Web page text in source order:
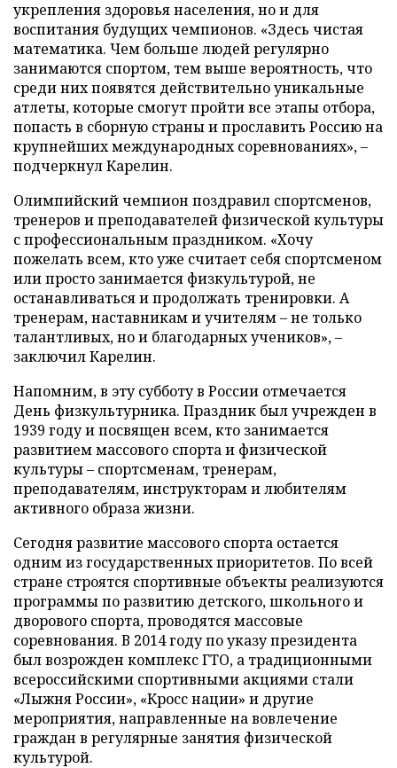
укрепления здоровья населения, но и для
воспитания будущих чемпионов. «Здесь чистая
математика. Чем больше людей регулярно
занимаются спортом, тем выше вероятность, что
среди них появятся действительно уникальные
атлеты, которые смогут пройти все этапы отбора,
попасть в сборную страны и прославить Россию на
крупнейших международных соревнованиях», –
подчеркнул Карелин.
Олимпийский чемпион поздравил спортсменов,
тренеров и преподавателей физической культуры
с профессиональным праздником. «Хочу
пожелать всем, кто уже считает себя спортсменом
или просто занимается физкультурой, не
останавливаться и продолжать тренировки. А
тренерам, наставникам и учителям – не только
талантливых, но и благодарных учеников», –
заключил Карелин.
Напомним, в эту субботу в России отмечается
День физкультурника. Праздник был учрежден в
1939 году и посвящен всем, кто занимается
развитием массового спорта и физической
культуры – спортсменам, тренерам,
преподавателям, инструкторам и любителям
активного образа жизни.
Сегодня развитие массового спорта остается
одним из государственных приоритетов. По всей
стране строятся спортивные объекты реализуются
программы по развитию детского, школьного и
дворового спорта, проводятся массовые
соревнования. В 2014 году по указу президента
был возрожден комплекс ГТО, а традиционными
всероссийскими спортивными акциями стали
«Лыжня России», «Кросс нации» и другие
мероприятия, направленные на вовлечение
граждан в регулярные занятия физической
культурой.